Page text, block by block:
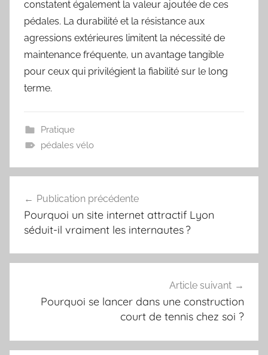
constatent également la valeur ajoutée de ces
pédales. La durabilité et la résistance aux
agressions extérieures limitent la nécessité de
maintenance fréquente, un avantage tangible
pour ceux qui privilégient la fiabilité sur le long
terme.
Pratique
pédales vélo
de
l’article
Publication précédente
Pourquoi un site internet attractif Lyon
séduit-il vraiment les internautes ?
Article suivant
Pourquoi se lancer dans une construction
court de tennis chez soi ?